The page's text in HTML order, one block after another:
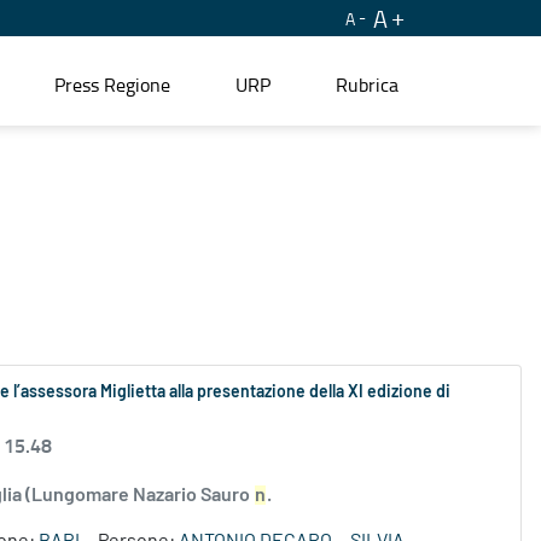
A A
Press Regione URP Rubrica
l’assessora Miglietta alla presentazione della XI edizione di
(Lungomare Nazario Sauro n.